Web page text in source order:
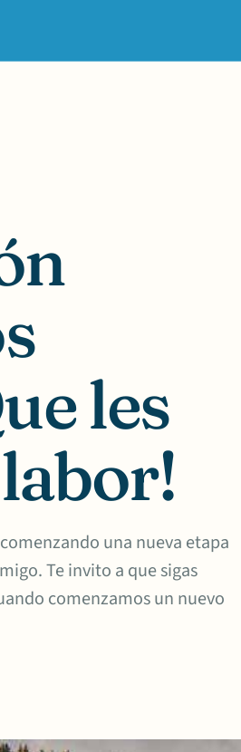
les
una nueva etapa
Te invito a que sigas
comenzamos un nuevo